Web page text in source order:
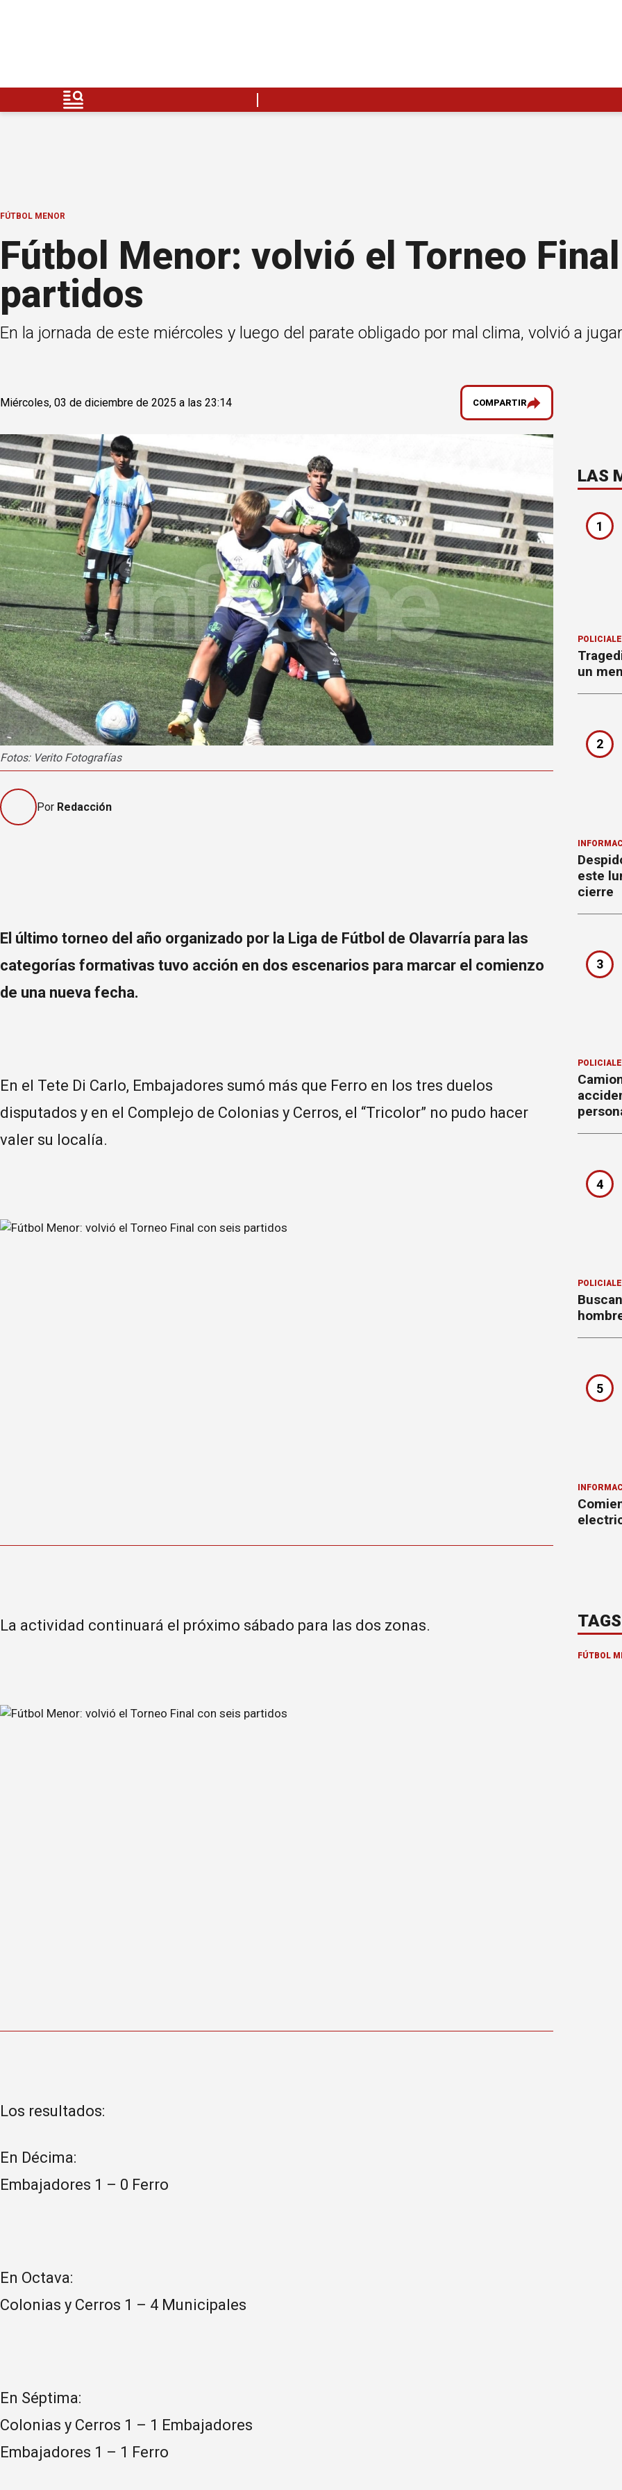
FÚTBOL MENOR
Fútbol Menor: volvió el Torneo
partidos
En la jornada de este miércoles y luego del parate obligado por mal clima, volvió a
Miércoles, 03 de diciembre de 2025 a las 23:14 COMPARTIR
Fotos: Verito Fotografías
Por Redacción
El último torneo del año organizado por la Liga de Fútbol de Olavarría para las
categorías formativas tuvo acción en dos escenarios para marcar el comienzo
de una nueva fecha.
En el Tete Di Carlo, Embajadores sumó más que Ferro en los tres duelos
disputados y en el Complejo de Colonias y Cerros, el “Tricolor” no pudo hacer
valer su localía.
La actividad continuará el próximo sábado para las dos zonas.
Los resultados:
En Décima:
Embajadores 1 – 0 Ferro
En Octava:
Colonias y Cerros 1 – 4 Municipales
En Séptima:
Colonias y Cerros 1 – 1 Embajadores
Embajadores 1 – 1 Ferro
LAS
1
un
2
este
cierre
3
4
5
TAGS
FÚTBOL